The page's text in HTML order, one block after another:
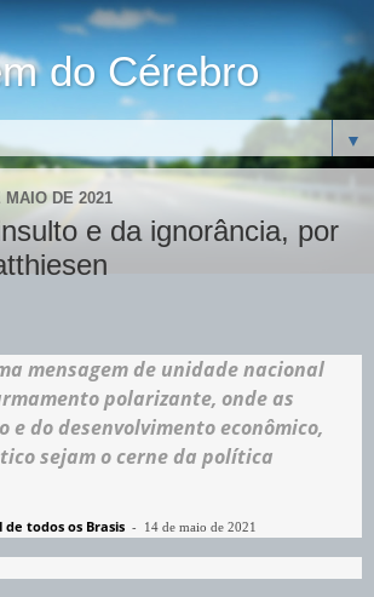
do Cérebro
▼
MAIO DE 2021
e da ignorância, por
mensagem de unidade nacional
polarizante, onde as
e do desenvolvimento econômico,
sejam o cerne da política
de todos os Brasis - 14 de maio de 2021